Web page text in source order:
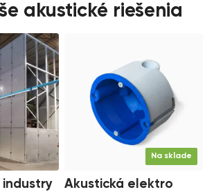
akustické riešenia
industry
Na sklade
Akustická elektro